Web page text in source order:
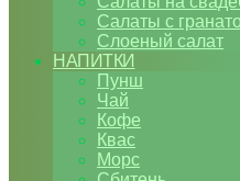
Салаты с
Слоеный салат
НАПИТКИ
Пунш
Чай
Кофе
Квас
Морс